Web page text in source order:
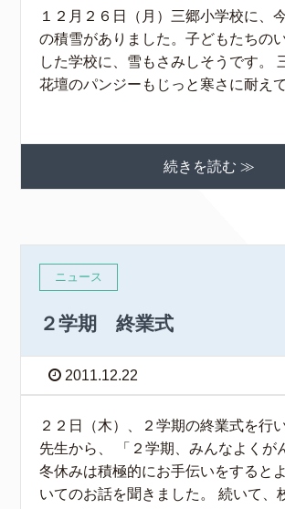
１２月２６日（月）三郷小学校に、
の積雪がありました。子どもたちの
した学校に、雪もさみしそうです。
花壇のパンジーもじっと寒さに耐え
続きを読む ≫
ニュース
２学期 終業式
2011.12.22
２２日（木）、２学期の終業式を行
先生から、 「２学期、みんなよくが
冬休みは積極的にお手伝いをすると
いてのお話を聞きました。 続いて、